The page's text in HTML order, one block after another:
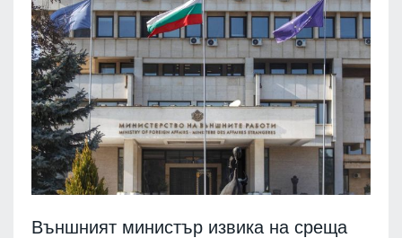
Външният министър извика на среща